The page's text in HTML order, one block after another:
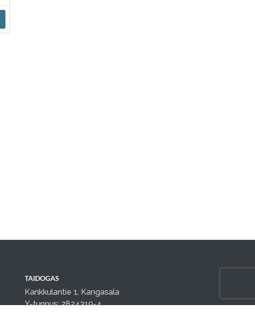
TAIDOGAS
Kankkulantie 1, Kangasala
Y-tunnus: 2824319-4